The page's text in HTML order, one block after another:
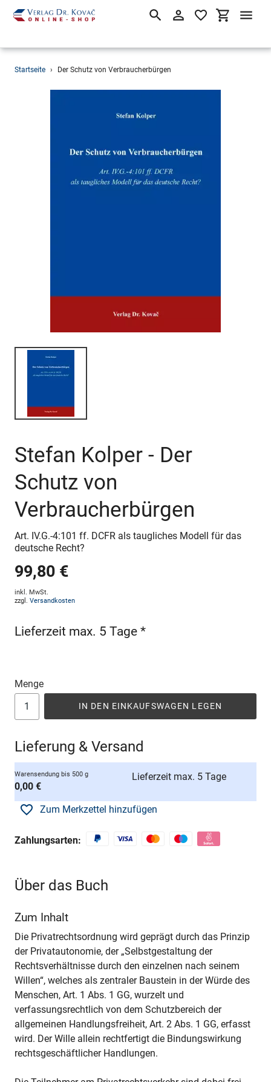
Direkt
SuchenEinloggen
Startseite › Der Schutz von Verbraucherbürgen
Stefan Kolper - Der
Schutz von
Verbraucherbürgen
Art. IV.G.-4:101 ff. DCFR als taugliches Modell für das
deutsche Recht?
99,80 €
inkl. MwSt.
zzgl. Versandkosten
Lieferzeit max. 5 Tage *
Menge
IN DEN EINKAUFSWAGEN LEGEN
Lieferung & Versand
Warensendung bis 500 g
0,00 €
Lieferzeit max. 5 Tage
Zum Merkzettel hinzufügen
Zahlungsarten:
Über das Buch
Zum Inhalt
Die Privatrechtsordnung wird geprägt durch das Prinzip
der Privatautonomie, der „Selbstgestaltung der
Rechtsverhältnisse durch den einzelnen nach seinem
Willen“, welches als zentraler Baustein in der Würde des
Menschen, Art. 1 Abs. 1 GG, wurzelt und
verfassungsrechtlich von dem Schutzbereich der
allgemeinen Handlungsfreiheit, Art. 2 Abs. 1 GG, erfasst
wird. Der Wille allein rechtfertigt die Bindungswirkung
rechtsgeschäftlicher Handlungen.